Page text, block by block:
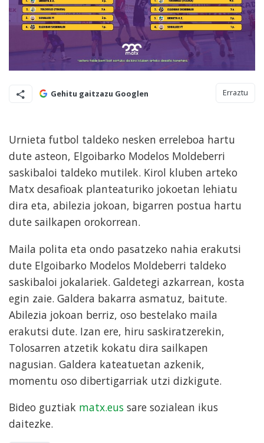
Gehitu gaitzazu Googlen Erraztu
Urnieta futbol taldeko nesken erreleboa hartu
dute asteon, Elgoibarko Modelos Moldeberri
saskibaloi taldeko mutilek. Kirol kluben arteko
Matx desafioak planteaturiko jokoetan lehiatu
dira eta, abilezia jokoan, bigarren postua hartu
dute sailkapen orokorrean.
Maila polita eta ondo pasatzeko nahia erakutsi
dute Elgoibarko Modelos Moldeberri taldeko
saskibaloi jokalariek. Galdetegi azkarrean, kosta
egin zaie. Galdera bakarra asmatuz, baitute.
Abilezia jokoan berriz, oso bestelako maila
erakutsi dute. Izan ere, hiru saskiratzerekin,
Tolosarren atzetik kokatu dira sailkapen
nagusian. Galdera kateatuetan azkenik,
momentu oso dibertigarriak utzi dizkigute.
Bideo guztiak matx.eus sare sozialean ikus
daitezke.